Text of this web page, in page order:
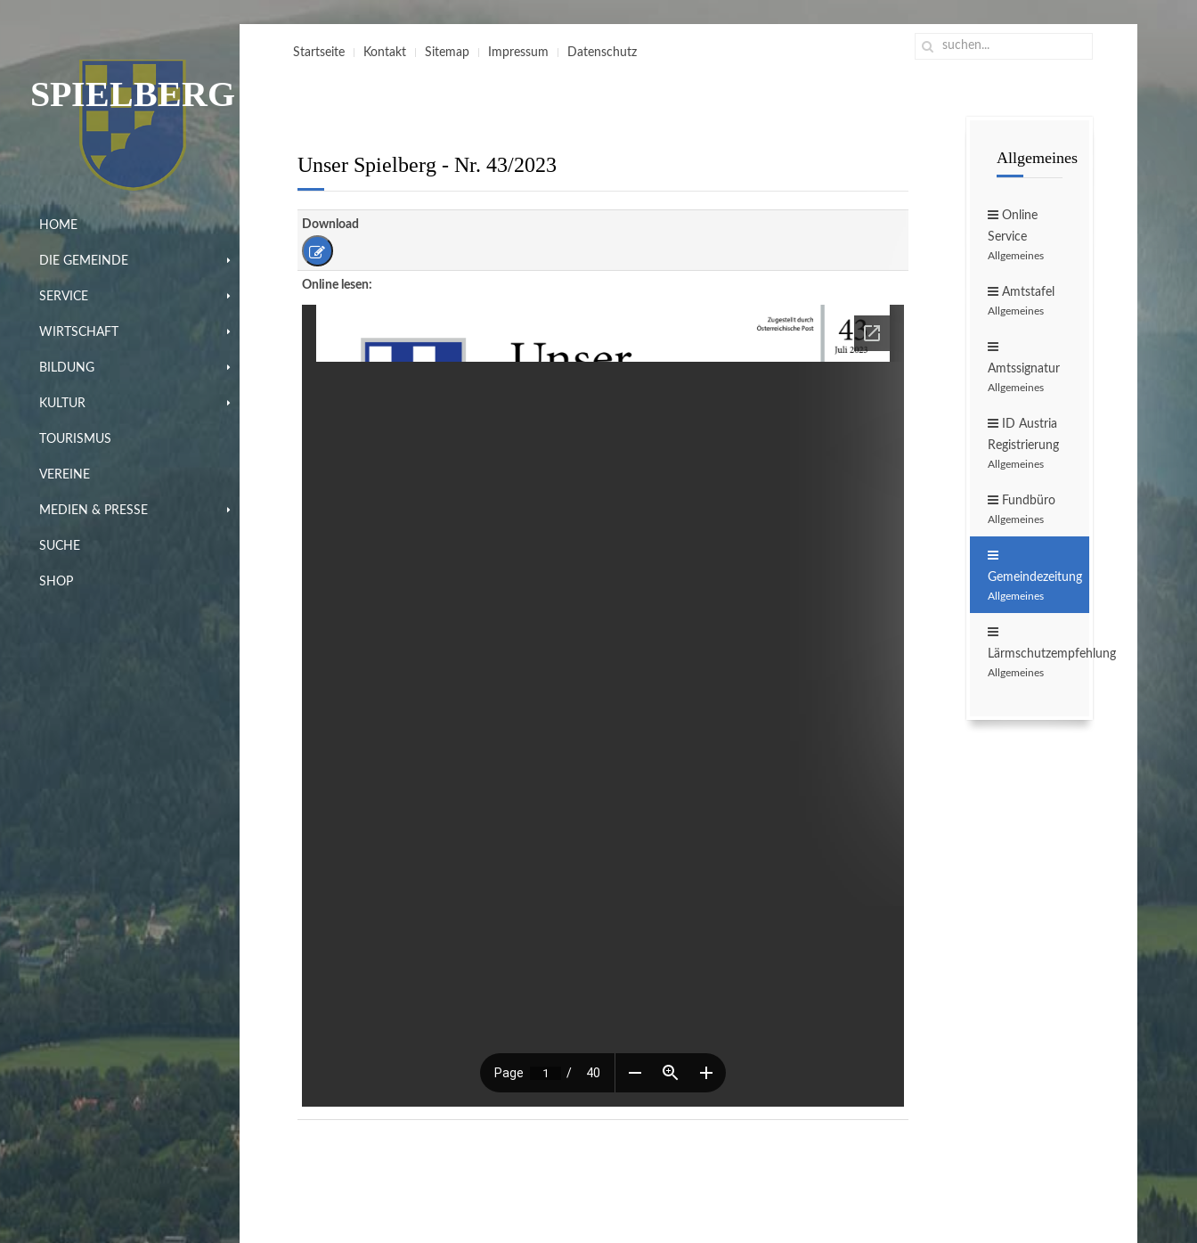
SPIELBERG
HOME
DIE GEMEINDE
SERVICE
WIRTSCHAFT
BILDUNG
KULTUR
TOURISMUS
VEREINE
MEDIEN & PRESSE
SUCHE
SHOP
Startseite Kontakt Sitemap Impressum Datenschutz
Unser Spielberg - Nr. 43/2023
Download
Online lesen:
Allgemeines
Online
Service
Allgemeines
Amtstafel
Allgemeines
Amtssignatur
Allgemeines
ID Austria
Registrierung
Allgemeines
Fundbüro
Allgemeines
Gemeindezeitung
Allgemeines
Lärmschutzempfehlung
Allgemeines